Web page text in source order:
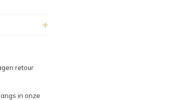
retour
in onze